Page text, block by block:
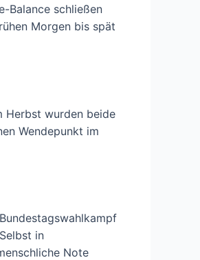
Balance schließen
Morgen bis spät
Herbst wurden beide
Wendepunkt im
in
Note